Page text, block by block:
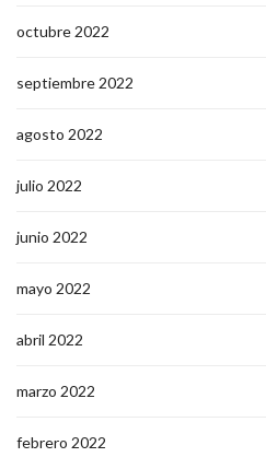
octubre 2022
septiembre 2022
agosto 2022
julio 2022
junio 2022
mayo 2022
abril 2022
marzo 2022
febrero 2022